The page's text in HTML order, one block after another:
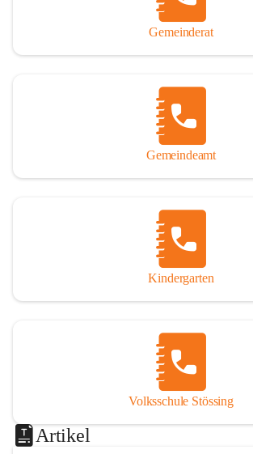
Gemeinderat
Gemeindeamt
Kindergarten
Volksschule Stössing
Artikel